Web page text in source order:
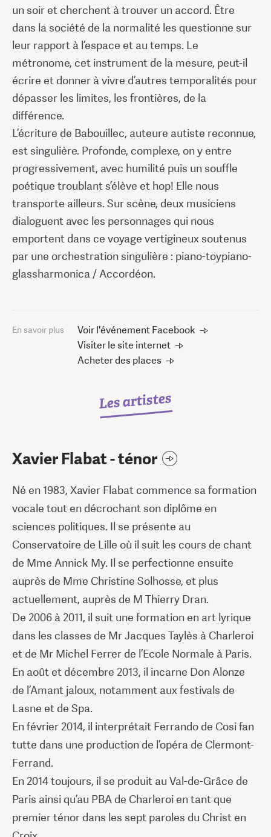
un soir et cherchent à trouver un accord. Être
dans la société de la normalité les questionne sur
leur rapport à l’espace et au temps. Le
métronome, cet instrument de la mesure, peut-il
écrire et donner à vivre d’autres temporalités pour
dépasser les limites, les frontières, de la
différence.
L’écriture de Babouillec, auteure autiste reconnue,
est singulière. Profonde, complexe, on y entre
progressivement, avec humilité puis un souffle
poétique troublant s’élève et hop! Elle nous
transporte ailleurs. Sur scène, deux musiciens
dialoguent avec les personnages qui nous
emportent dans ce voyage vertigineux soutenus
par une orchestration singulière : piano-toypiano-
glassharmonica / Accordéon.
En savoir plus
Voir l'événement Facebook
Visiter le site internet
Acheter des places
Les artistes
Xavier Flabat - ténor
Né en 1983, Xavier Flabat commence sa formation
vocale tout en décrochant son diplôme en
sciences politiques. Il se présente au
Conservatoire de Lille où il suit les cours de chant
de Mme Annick My. Il se perfectionne ensuite
auprès de Mme Christine Solhosse, et plus
actuellement, auprès de M Thierry Dran.
De 2006 à 2011, il suit une formation en art lyrique
dans les classes de Mr Jacques Taylès à Charleroi
et de Mr Michel Ferrer de l’Ecole Normale à Paris.
En août et décembre 2013, il incarne Don Alonze
de l’Amant jaloux, notamment aux festivals de
Lasne et de Spa.
En février 2014, il interprétait Ferrando de Cosi fan
tutte dans une production de l’opéra de Clermont-
Ferrand.
En 2014 toujours, il se produit au Val-de-Grâce de
Paris ainsi qu’au PBA de Charleroi en tant que
premier ténor dans les sept paroles du Christ en